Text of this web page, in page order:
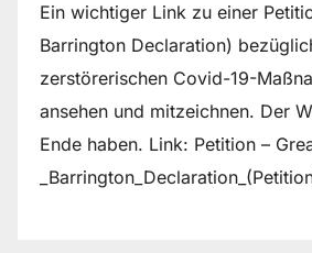
Ein wichtiger Link zu einer
Barrington Declaration)
zerstörerischen Covid-19-
ansehen und mitzeichnen. Der
Ende haben. Link: Petition –